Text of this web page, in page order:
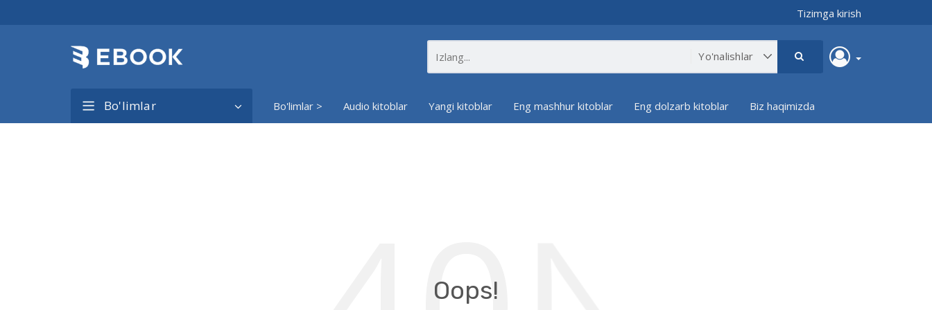
Tizimga kirish
Bo'limlar Bo'limlar > Audio kitoblar Yangi kitoblar Eng mashhur kitoblar Eng dolzarb kitoblar Biz haqimizda
Oops!